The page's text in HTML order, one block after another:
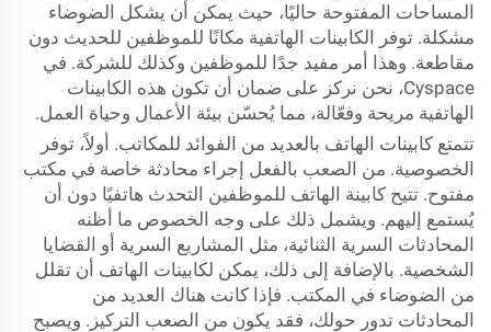
المساحات المفتوحة حاليًا، حيث يمكن أن يشكل الضوضاء
مشكلة. توفر الكابينات الهاتفية مكانًا للموظفين للحديث دون
مقاطعة. وهذا أمر مفيد جدًا للموظفين وكذلك للشركة. في
Cyspace، نحن نركز على ضمان أن تكون هذه الكابينات
الهاتفية مريحة وفعّالة، مما يُحسّن بيئة الأعمال وحياة العمل.
تتمتع كابينات الهاتف بالعديد من الفوائد للمكاتب. أولاً، توفر
الخصوصية. من الصعب بالفعل إجراء محادثة خاصة في مكتب
مفتوح. تتيح كابينة الهاتف للموظفين التحدث هاتفيًا دون أن
يُستمع إليهم. ويشمل ذلك على وجه الخصوص ما أظنه
المحادثات السرية الثنائية، مثل المشاريع السرية أو القضايا
الشخصية. بالإضافة إلى ذلك، يمكن لكابينات الهاتف أن تقلل
من الضوضاء في المكتب. فإذا كانت هناك العديد من
المحادثات تدور حولك، فقد يكون من الصعب التركيز. ويصبح